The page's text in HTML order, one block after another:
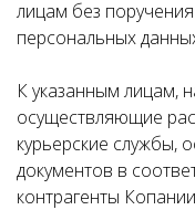
лицам без
персональных
К указанным лицам,
осуществляющие
курьерские службы,
документов в
контрагенты